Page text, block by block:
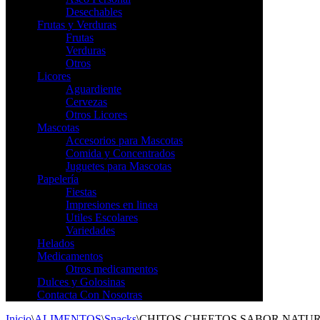
Desechables
Frutas y Verduras
Frutas
Verduras
Otros
Licores
Aguardiente
Cervezas
Otros Licores
Mascotas
Accesorios para Mascotas
Comida y Concentrados
Juguetes para Mascotas
Papelería
Fiestas
Impresiones en linea
Utiles Escolares
Variedades
Helados
Medicamentos
Otros medicamentos
Dulces y Golosinas
Contacta Con Nosotras